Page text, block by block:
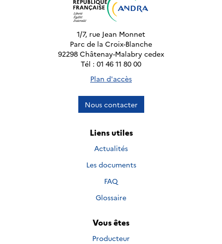
1/7, rue Jean Monnet
Parc de la Croix-Blanche
92298 Châtenay-Malabry cedex
Tél : 01 46 11 80 00
Plan d'accès
Nous contacter
Liens utiles
Actualités
Les documents
FAQ
Glossaire
Vous êtes
Producteur